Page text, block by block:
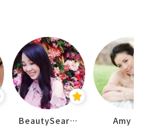
BeautySearch Amy